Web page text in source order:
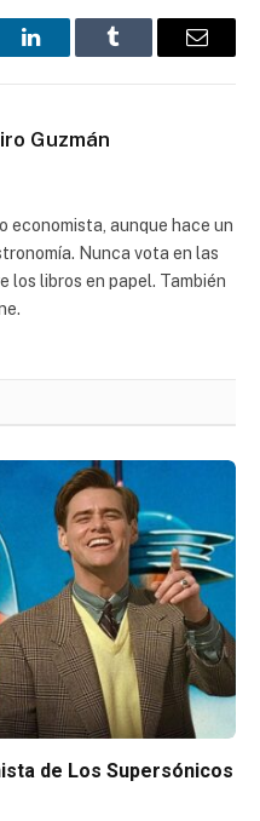
LinkedInTumblr Email
Guzmán
economista, aunque hace un
Nunca vota en las
los libros en papel. También
de Los Supersónicos